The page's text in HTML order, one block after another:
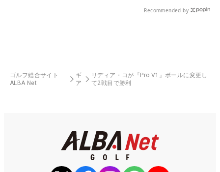
Recommended by
ゴルフ総合サイト
ALBA Net
ギ
ア
リディア・コが『Pro V1』ボールに変更し
て2戦目で勝利